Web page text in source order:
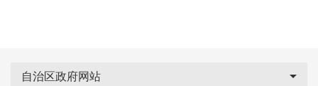
自治区政府网站